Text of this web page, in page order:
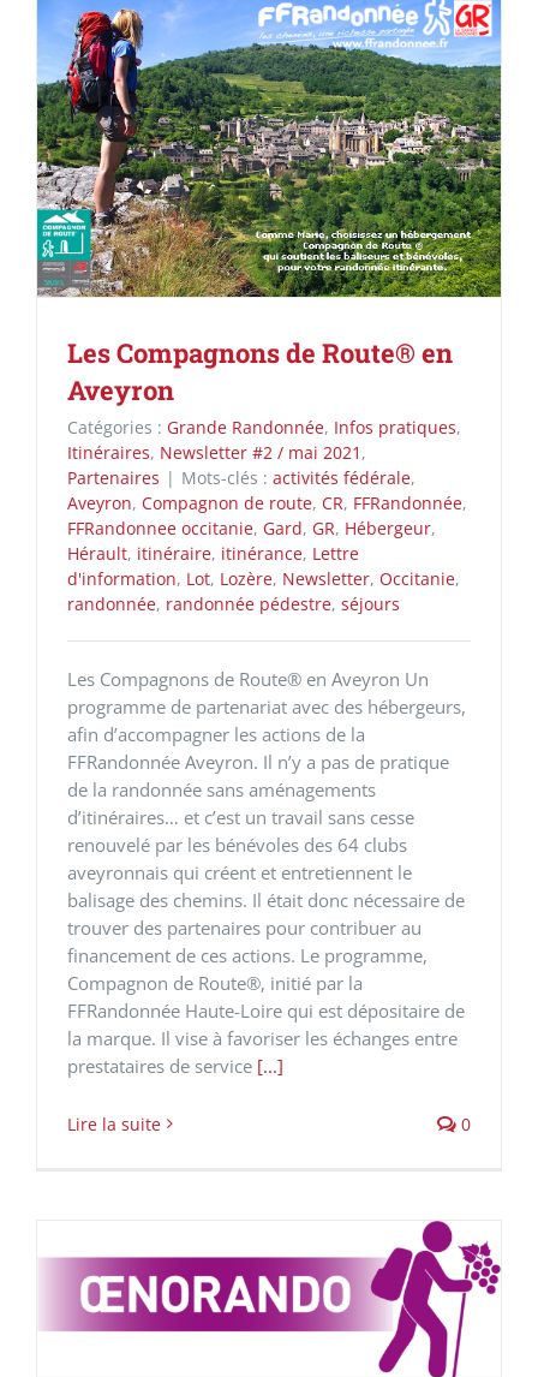
Les Compagnons de Route® en
Aveyron
Catégories : Grande Randonnée, Infos pratiques,
Itinéraires, Newsletter #2 / mai 2021 ,
Partenaires | Mots-clés : activités fédérale,
Aveyron, Compagnon de route, CR, FFRandonnée,
FFRandonnee occitanie, Gard, GR, Hébergeur,
Hérault, itinéraire, itinérance, Lettre
d'information, Lot, Lozère, Newsletter, Occitanie,
randonnée, randonnée pédestre, séjours
Les Compagnons de Route® en Aveyron Un
programme de partenariat avec des hébergeurs,
afin d’accompagner les actions de la
FFRandonnée Aveyron. Il n’y a pas de pratique
de la randonnée sans aménagements
d’itinéraires… et c’est un travail sans cesse
renouvelé par les bénévoles des 64 clubs
aveyronnais qui créent et entretiennent le
balisage des chemins. Il était donc nécessaire de
trouver des partenaires pour contribuer au
financement de ces actions. Le programme,
Compagnon de Route®, initié par la
FFRandonnée Haute-Loire qui est dépositaire de
la marque. Il vise à favoriser les échanges entre
prestataires de service [...]
Lire la suite 0